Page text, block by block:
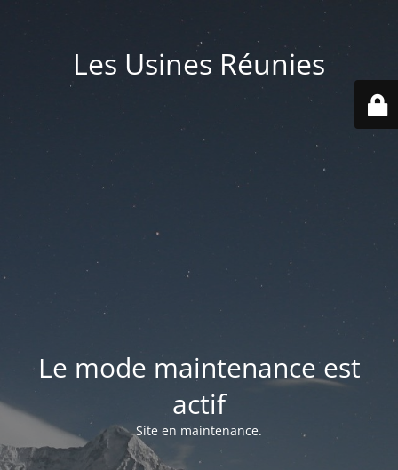
Les Usines Réunies
Le mode maintenance est
actif
Site en maintenance.